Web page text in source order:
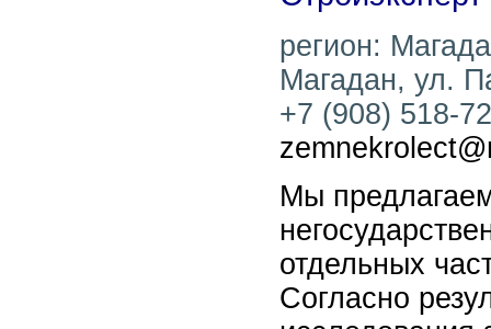
регион:
Магадан, ул.
+7 (908) 518-
Мы
отдельных
Согласно